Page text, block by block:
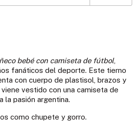
bebé con camiseta de fútbol,
fanáticos del deporte. Este tierno
con cuerpo de plastisol, brazos y
vestido con una camiseta de
la pasión argentina.
como chupete y gorro.